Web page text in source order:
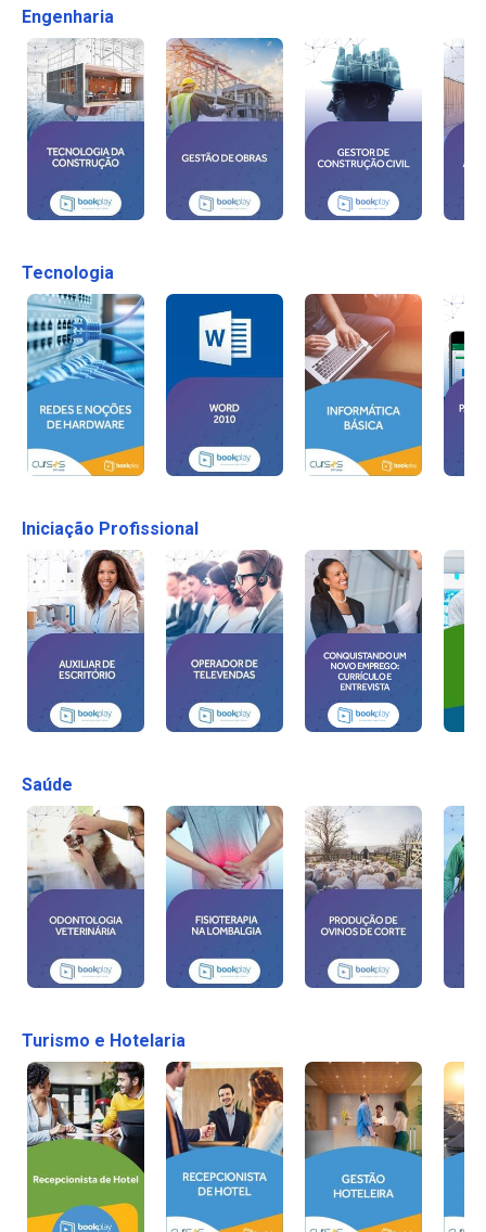
Engenharia
Tecnologia
Iniciação Profissional
Saúde
Turismo e Hotelaria